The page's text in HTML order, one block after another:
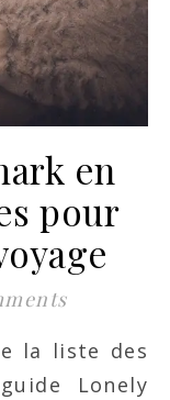
en
pour
la liste des
Lonely